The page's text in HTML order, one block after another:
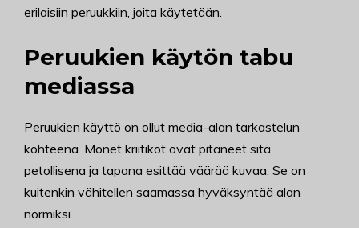
erilaisiin peruukkiin, joita käytetään.
Peruukien käytön tabu
mediassa
Peruukien käyttö on ollut media-alan tarkastelun
kohteena. Monet kriitikot ovat pitäneet sitä
petollisena ja tapana esittää väärää kuvaa. Se on
kuitenkin vähitellen saamassa hyväksyntää alan
normiksi.